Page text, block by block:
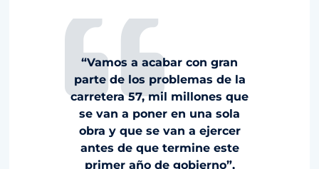
“Vamos a acabar con gran
parte de los problemas de la
carretera 57, mil millones que
se van a poner en una sola
obra y que se van a ejercer
antes de que termine este
primer año de gobierno”,